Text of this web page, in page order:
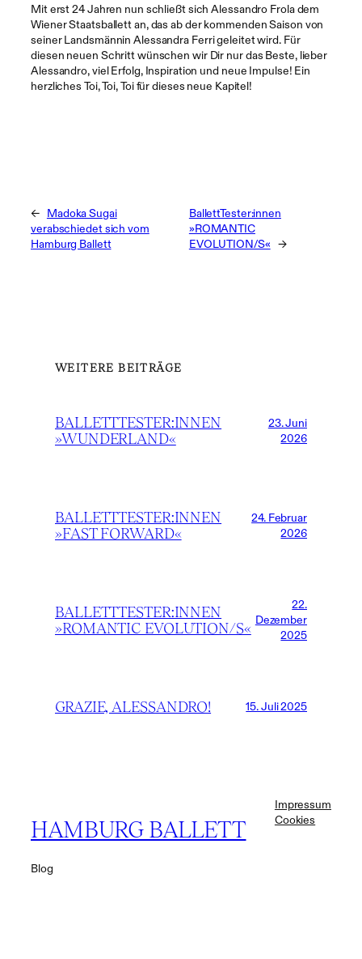
Mit erst 24 Jahren nun schließt sich Alessandro Frola dem
Wiener Staatsballett an, das ab der kommenden Saison von
seiner Landsmännin Alessandra Ferri geleitet wird. Für
diesen neuen Schritt wünschen wir Dir nur das Beste, lieber
Alessandro, viel Erfolg, Inspiration und neue Impulse! Ein
herzliches Toi, Toi, Toi für dieses neue Kapitel!
← Madoka Sugai
verabschiedet sich vom
Hamburg Ballett
BallettTester:innen
»ROMANTIC
EVOLUTION/S« →
WEITERE BEITRÄGE
BALLETTTESTER:INNEN
»WUNDERLAND«
23. Juni
2026
BALLETTTESTER:INNEN
»FAST FORWARD«
24. Februar
2026
BALLETTTESTER:INNEN
»ROMANTIC EVOLUTION/S«
22.
Dezember
2025
GRAZIE, ALESSANDRO! 15. Juli 2025
HAMBURG BALLETT
Blog
Impressum
Cookies